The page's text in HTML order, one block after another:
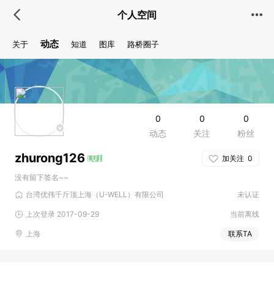
个人空间
0
粉丝
0
关注
0
动态
zhurong126 加关注 0
没有留下签名~~
台湾优伟千斤顶上海（U-WELL）有限公司
未认证
上次登录 2017-09-29 当前离线
上海 联系TA
关于 动态 知道 图库 路桥圈子